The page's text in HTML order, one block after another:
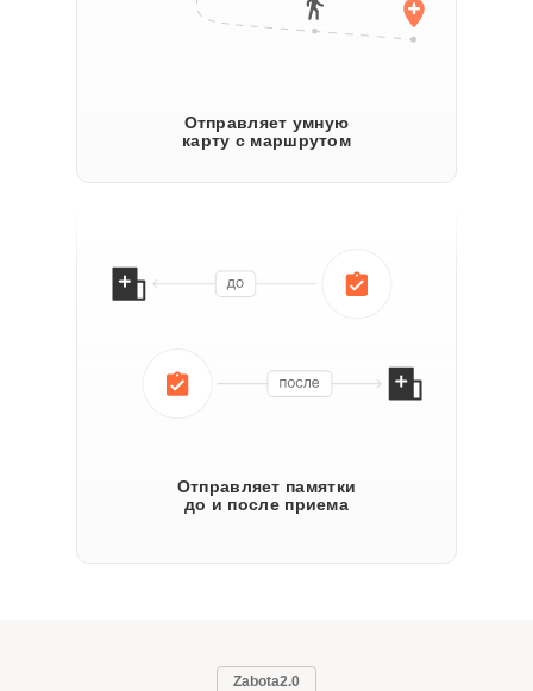
Отправляет умную
карту с маршрутом
Отправляет памятки
до и после приема
Zabota2.0